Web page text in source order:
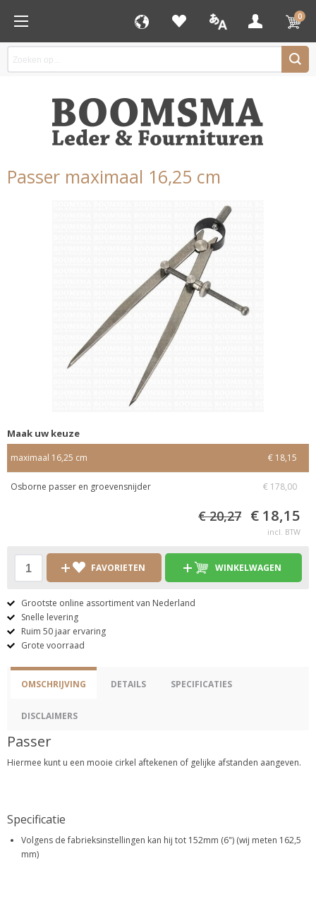
0
Passer maximaal 16,25 cm
Maak uw keuze
maximaal 16,25 cm € 18,15
Osborne passer en groevensnijder € 178,00
€ 20,27 € 18,15
incl. BTW
FAVORIETEN WINKELWAGEN
Grootste online assortiment van Nederland
Snelle levering
Ruim 50 jaar ervaring
Grote voorraad
OMSCHRIJVING DETAILS SPECIFICATIES
DISCLAIMERS
Passer
Hiermee kunt u een mooie cirkel aftekenen of gelijke afstanden aangeven.
Specificatie
Volgens de fabrieksinstellingen kan hij tot 152mm (6") (wij meten 162,5
mm)